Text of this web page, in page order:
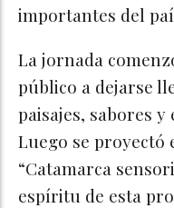
importantes del
La jornada
público a dejarse
paisajes, sabores
Luego se proyectó
“Catamarca
espíritu de esta